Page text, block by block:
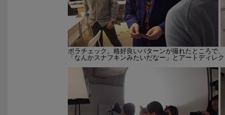
ポラチェック。格好良いパターンが撮れたところで
「なんかスナフキンみたいだなー」とアートディレ